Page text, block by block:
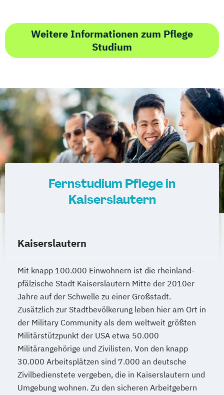
Weitere Informationen zum Pflege
Studium
Fernstudium Pflege in
Kaiserslautern
Kaiserslautern
Mit knapp 100.000 Einwohnern ist die rheinland-
pfälzische Stadt Kaiserslautern Mitte der 2010er
Jahre auf der Schwelle zu einer Großstadt.
Zusätzlich zur Stadtbevölkerung leben hier am Ort in
der Military Community als dem weltweit größten
Militärstützpunkt der USA etwa 50.000
Militärangehörige und Zivilisten. Von den knapp
30.000 Arbeitsplätzen sind 7.000 an deutsche
Zivilbedienstete vergeben, die in Kaiserslautern und
Umgebung wohnen. Zu den sicheren Arbeitgebern